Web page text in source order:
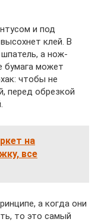
и под
клей. В
шпатель, а нож-
бумага может
чтобы не
перед обрезкой
на
все
а когда они
то это самый